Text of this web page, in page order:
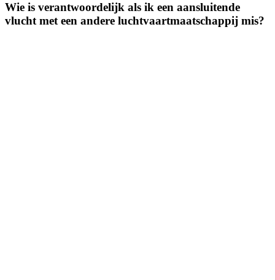
Wie is verantwoordelijk als ik een aansluitende
vlucht met een andere luchtvaartmaatschappij mis?